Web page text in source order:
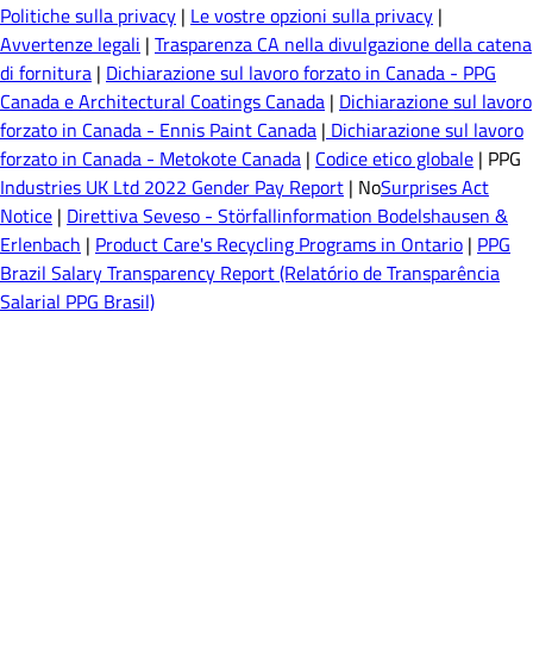
Politiche sulla privacy | Le vostre opzioni sulla privacy |
Avvertenze legali | Trasparenza CA nella divulgazione della catena
di fornitura | Dichiarazione sul lavoro forzato in Canada - PPG
Canada e Architectural Coatings Canada | Dichiarazione sul lavoro
forzato in Canada - Ennis Paint Canada | Dichiarazione sul lavoro
forzato in Canada - Metokote Canada | Codice etico globale | PPG
Industries UK Ltd 2022 Gender Pay Report | NoSurprises Act
Notice | Direttiva Seveso - Störfallinformation Bodelshausen &
Erlenbach | Product Care's Recycling Programs in Ontario | PPG
Brazil Salary Transparency Report (Relatório de Transparência
Salarial PPG Brasil)